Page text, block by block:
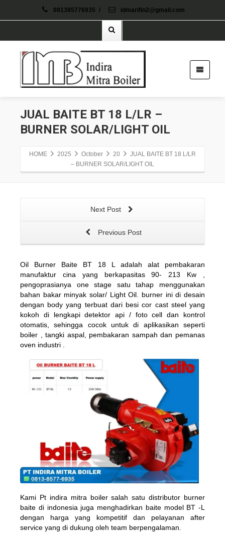
081385776935 / idmarifin2@gmail.com
JUAL BAITE BT 18 L/LR –
BURNER SOLAR/LIGHT OIL
HOME 2025 October 20
JUAL BAITE BT 18 L/LR
– BURNER SOLAR/LIGHT OIL
Next Post
Previous Post
Oil Burner Baite BT 18 L adalah alat pembakaran
manufaktur cina yang berkapasitas 90- 213 Kw ,
pengoprasianya one stage satu tahap menggunakan
bahan bakar minyak solar/ Light Oil. burner ini di desain
dengan body yang terbuat dari besi cor cast steel yang
kokoh di lengkapi detektor api / foto cell dan kontrol
otomatis, sehingga cocok untuk di aplikasikan seperti
boiler , tangki aspal, pembakaran sampah dan pemanas
oven industri .
Kami Pt indira mitra boiler salah satu distributor burner
baite di indonesia juga menghadirkan baite model BT -L
dengan harga yang kompetitif dan pelayanan after
service yang di dukung oleh team berpengalaman.